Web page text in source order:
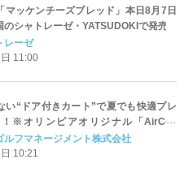
マッケンチーズブレッド」本日8月7日
のシャトレーゼ・YATSUDOKIで発売
レーゼ
11:00
い“ドア付きカート”で夏でも快適プレ
オリンピアオリジナル「AirCon
カート）」導入 | ＰＧＭ
ルフマネージメント株式会社
10:21